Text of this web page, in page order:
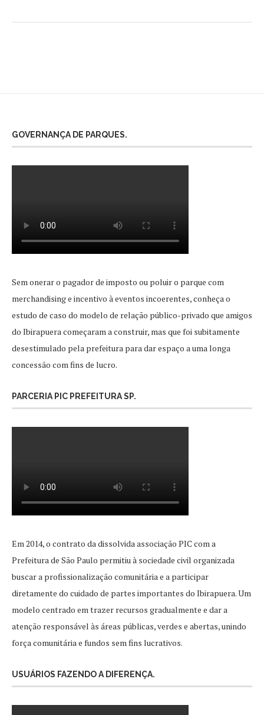
GOVERNANÇA DE PARQUES.
Sem onerar o pagador de imposto ou poluir o parque com
merchandising e incentivo à eventos incoerentes, conheça o
estudo de caso do modelo de relação público-privado que amigos
do Ibirapuera começaram a construir, mas que foi subitamente
desestimulado pela prefeitura para dar espaço a uma longa
concessão com fins de lucro.
PARCERIA PIC PREFEITURA SP.
Em 2014, o contrato da dissolvida associação PIC com a
Prefeitura de São Paulo permitiu à sociedade civil organizada
buscar a profissionalização comunitária e a participar
diretamente do cuidado de partes importantes do Ibirapuera. Um
modelo centrado em trazer recursos gradualmente e dar a
atenção responsável às áreas públicas, verdes e abertas, unindo
força comunitária e fundos sem fins lucrativos.
USUÁRIOS FAZENDO A DIFERENÇA.